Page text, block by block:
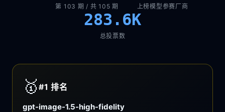
第 103 期 / 共 105 期 上榜模型参赛厂商
283.6K
总投票数
🥇 #1排名
gpt-image-1.5-high-fidelity